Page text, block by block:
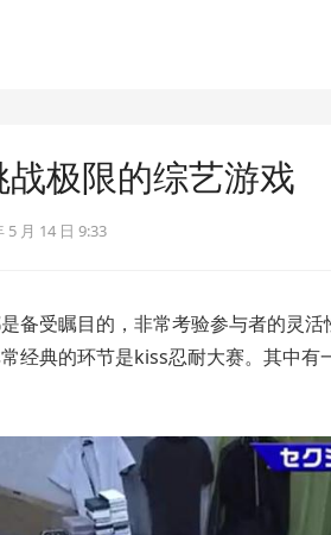
极限的综艺游戏
5 月 14 日 9:33
备受瞩目的，非常考验参与者的灵
经典的环节是kiss忍耐大赛。其中有